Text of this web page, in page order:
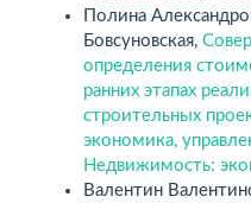
Полина
Бовсуновская,
определения
ранних этапах
строительных
экономика,
Недвижимость:
Валентин